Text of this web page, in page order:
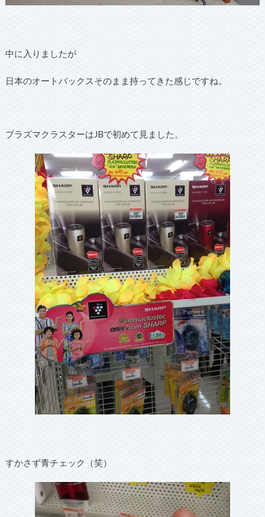
中に入りましたが
日本のオートバックスそのまま持ってきた感じですね。
プラズマクラスターはJBで初めて見ました。
すかさず青チェック（笑）